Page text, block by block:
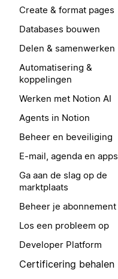
Create & format pages
Databases bouwen
Delen & samenwerken
Automatisering &
koppelingen
Werken met Notion AI
Agents in Notion
Beheer en beveiliging
E-mail, agenda en apps
Ga aan de slag op de
marktplaats
Beheer je abonnement
Los een probleem op
Developer Platform
Certificering behalen